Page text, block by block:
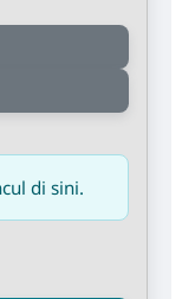
di sini.